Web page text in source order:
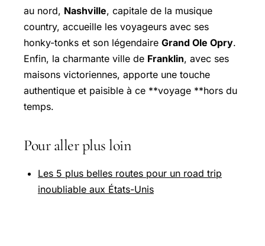
au nord, Nashville, capitale de la musique
country, accueille les voyageurs avec ses
honky-tonks et son légendaire Grand Ole Opry.
Enfin, la charmante ville de Franklin, avec ses
maisons victoriennes, apporte une touche
authentique et paisible à ce **voyage **hors du
temps.
Pour aller plus loin
Les 5 plus belles routes pour un road trip
inoubliable aux États-Unis